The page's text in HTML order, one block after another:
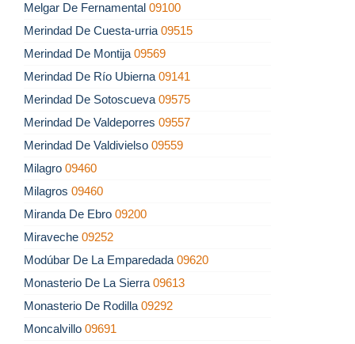
Melgar De Fernamental 09100
Merindad De Cuesta-urria 09515
Merindad De Montija 09569
Merindad De Río Ubierna 09141
Merindad De Sotoscueva 09575
Merindad De Valdeporres 09557
Merindad De Valdivielso 09559
Milagro 09460
Milagros 09460
Miranda De Ebro 09200
Miraveche 09252
Modúbar De La Emparedada 09620
Monasterio De La Sierra 09613
Monasterio De Rodilla 09292
Moncalvillo 09691